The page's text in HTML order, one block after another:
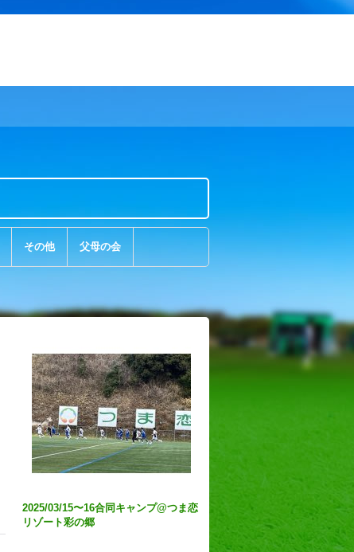
その他 父母の会
2025/03/15〜16合同キャンプ@つま恋
リゾート彩の郷